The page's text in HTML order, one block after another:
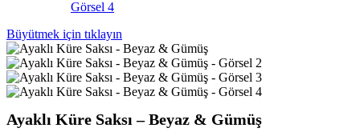
Büyütmek için tıklayın
Ayaklı Küre Saksı – Beyaz & Gümüş